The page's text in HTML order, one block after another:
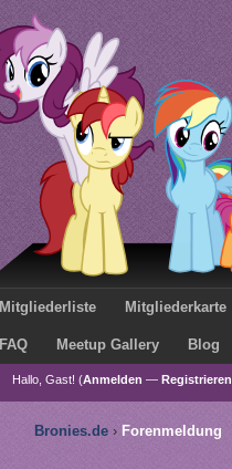
Mitgliederliste Mitgliederkarte
FAQ Meetup Gallery Blog
Hallo, Gast! (Anmelden — Registrieren
Bronies.de › Forenmeldung